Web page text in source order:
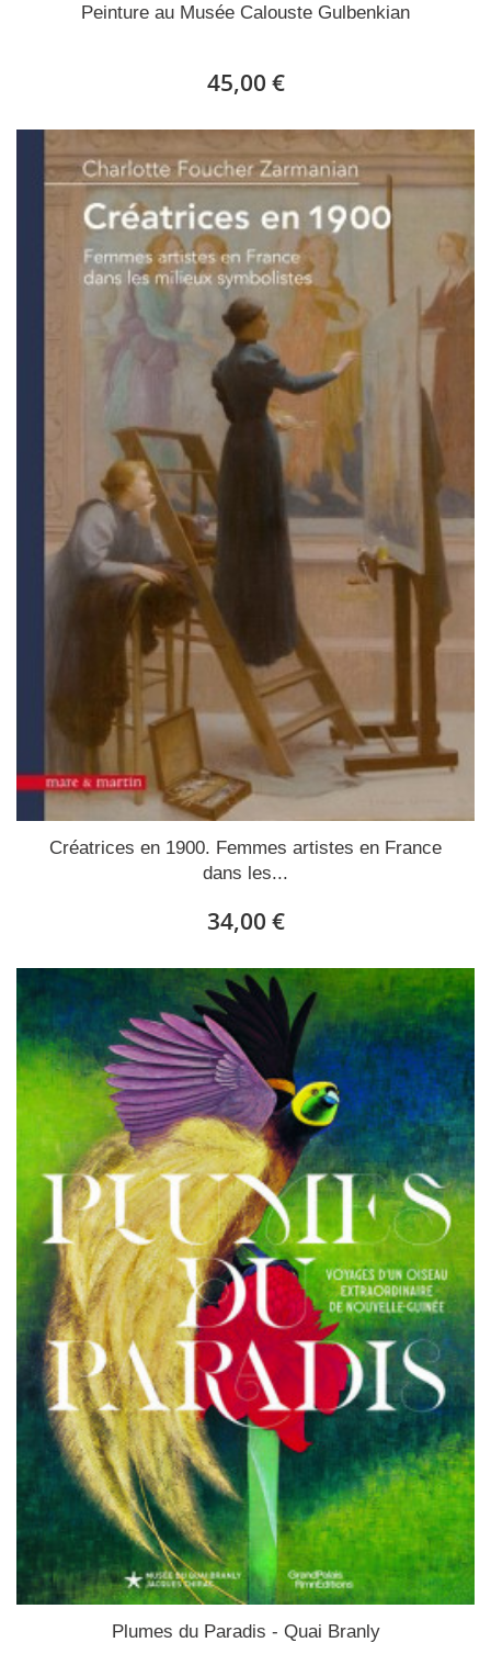
Peinture au Musée Calouste Gulbenkian
45,00 €
Créatrices en 1900. Femmes artistes en France
dans les...
34,00 €
Plumes du Paradis - Quai Branly